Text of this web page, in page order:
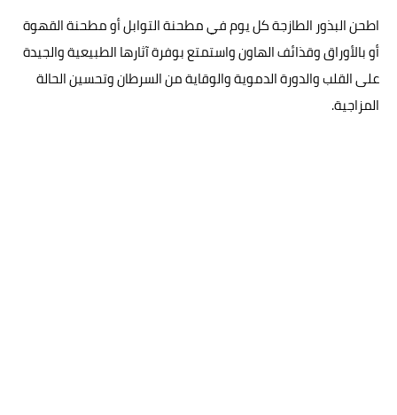
اطحن البذور الطازجة كل يوم في مطحنة التوابل أو مطحنة القهوة
أو بالأوراق وقذائف الهاون واستمتع بوفرة آثارها الطبيعية والجيدة
على القلب والدورة الدموية والوقاية من السرطان وتحسين الحالة
المزاجية.